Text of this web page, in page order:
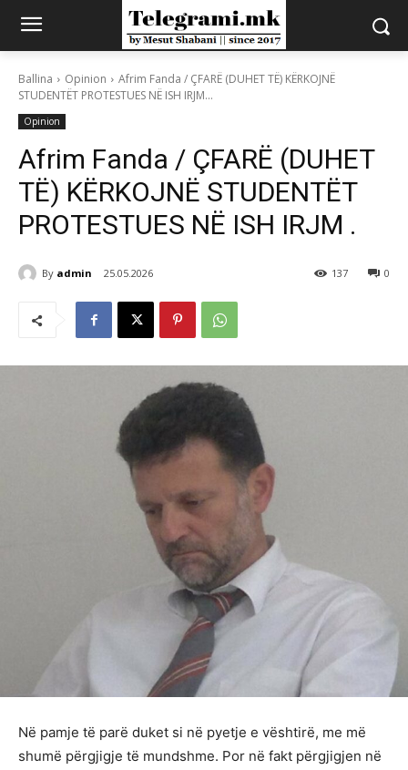
Ballina Opinion
Afrim Fanda / ÇFARË (DUHET TË) KËRKOJNË
STUDENTËT PROTESTUES NË ISH IRJM...
Opinion
Afrim Fanda / ÇFARË (DUHET
TË) KËRKOJNË STUDENTËT
PROTESTUES NË ISH IRJM .
By admin 25.05.2026 0
137
Në pamje të parë duket si në pyetje e vështirë, me më
shumë përgjigje të mundshme. Por në fakt përgjigjen në